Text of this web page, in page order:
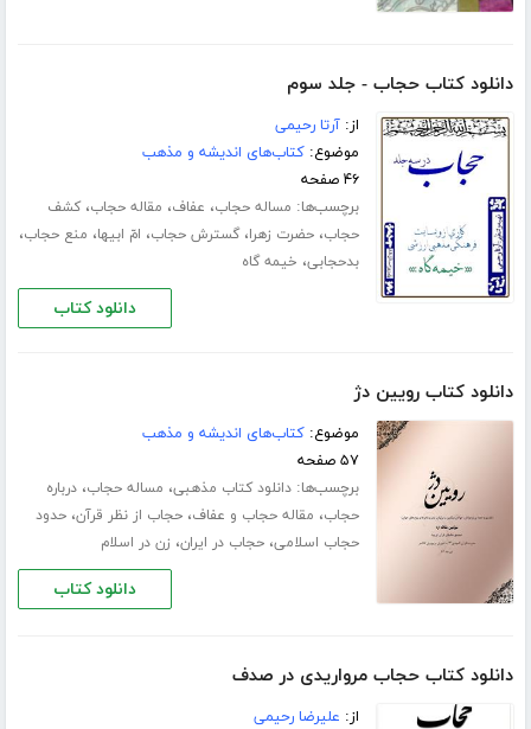
دانلود کتاب حجاب - جلد سوم
از:آرتا رحیمی
موضوع:کتاب‌های اندیشه و مذهب
۴۶ صفحه
برچسب‌ها: مساله حجاب، عفاف، مقاله حجاب،کشف
حجاب،حضرت زهرا،گسترش حجاب، امّ ابیها، منع حجاب،
بدحجابی، خیمه گاه
دانلود کتاب
دانلود کتاب رویین دژ
موضوع:کتاب‌های اندیشه و مذهب
۵۷ صفحه
برچسب‌ها:دانلود کتاب مذهبی، مساله حجاب،درباره
حجاب، مقاله حجاب و عفاف،حجاب از نظر قرآن،حدود
حجاب اسلامی،حجاب در ایران، زن در اسلام
دانلود کتاب
دانلود کتاب حجاب مرواریدی در صدف
از: علیرضا رحیمی